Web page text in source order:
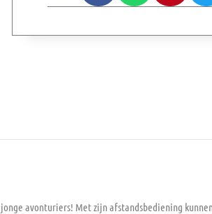
avonturiers! Met zijn afstandsbediening